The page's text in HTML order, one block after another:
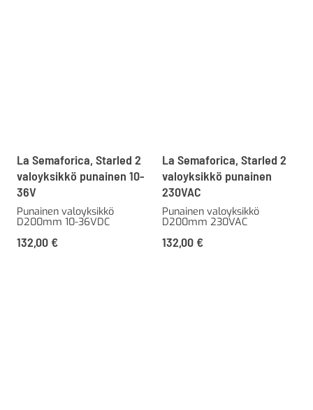
La Semaforica, Starled 2
valoyksikkö punainen 10-
36V
Punainen valoyksikkö
D200mm 10-36VDC
132,00 €
La Semaforica, Starled 2
valoyksikkö punainen
230VAC
Punainen valoyksikkö
D200mm 230VAC
132,00 €